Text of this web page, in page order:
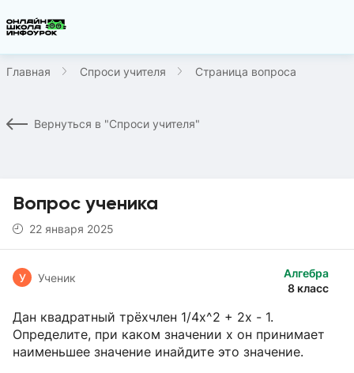
Главная Спроси учителя Страница вопроса
Вернуться в "Спроси учителя"
Вопрос ученика
22 января 2025
Алгебра
8 класс
У Ученик
Дан квадратный трёхчлен 1/4x^2 + 2x - 1.
Определите, при каком значении х он принимает
наименьшее значение инайдите это значение.